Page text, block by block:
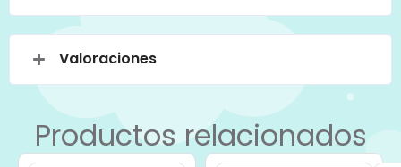
Valoraciones
Productos relacionados